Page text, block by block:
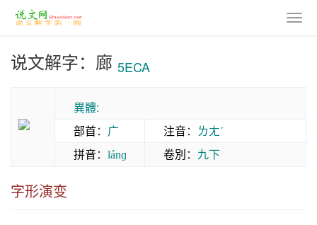
说文解字：廊 5ECA
異體:
部首： 广 注音： ㄌㄤˊ
拼音： lánɡ 卷別： 九下
字形演变